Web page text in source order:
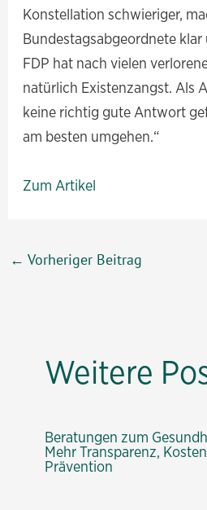
Konstellation schwieriger,
Bundestagsabgeordnete klar
FDP hat nach vielen
natürlich Existenzangst. Als
keine richtig gute Antwort
am besten umgehen.“
Zum Artikel
Beitragsnavigation
← Vorheriger Beitrag
Weitere
Beratungen zum
Mehr Transparenz,
Prävention